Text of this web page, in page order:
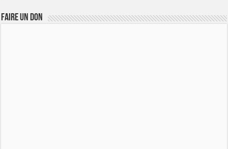
FAIRE UN DON